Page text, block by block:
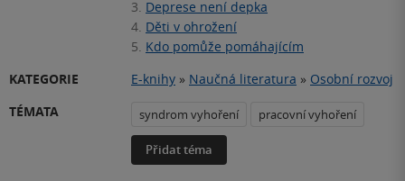
3. Deprese není depka
4. Děti v ohrožení
5. Kdo pomůže pomáhajícím
KATEGORIE
E-knihy » Naučná literatura » Osobní rozvoj
TÉMATA
syndrom vyhoření pracovní vyhoření
Přidat téma